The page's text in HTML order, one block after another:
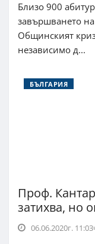
Близо 900
завършването
Общинският
независимо д...
БЪЛГАРИЯ
Проф.
затихва, но
06.06.2020г.